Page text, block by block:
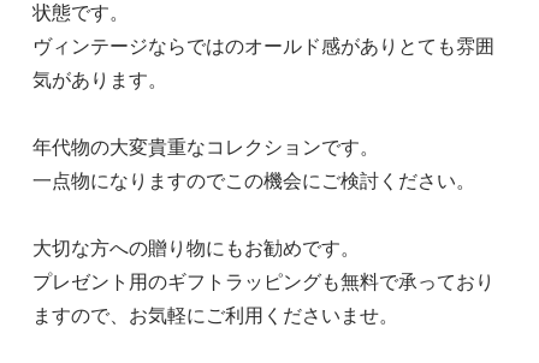
状態です。
ヴィンテージならではのオールド感がありとても雰囲
気があります。
年代物の大変貴重なコレクションです。
一点物になりますのでこの機会にご検討ください。
大切な方への贈り物にもお勧めです。
プレゼント用のギフトラッピングも無料で承っており
ますので、お気軽にご利用くださいませ。